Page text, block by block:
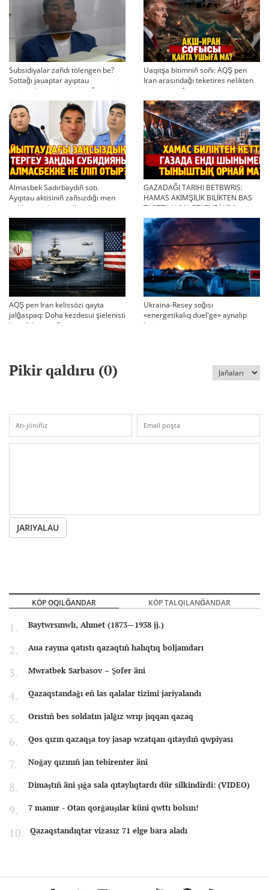
Subsidiyalar zañdı tölengen be?
Sottağı jauaptar ayıptau
twjırımdarın qayta qarauğa negiz
bola ala ma?
Uaqıtşa bitimniñ soñı: AQŞ pen
Iran arasındağı teketires nelikten
qayta uşıqtı?
Almasbek Sadırbaydıñ sotı.
Ayıptau aktisiniñ zañsızdığı men
qoldan ösirilgen milliondar
GAZADAĞI TARIHI BETBWRIS:
HAMAS ÄKİMŞİLİK BILİKTEN BAS
TARTTI. AYMAQTI ENDİ KİM
BASQARADI?
AQŞ pen Iran kelissözi qayta
jalğaspaq: Doha kezdesui şielenisti
bäseñdete me?
Ukraina-Resey soğısı
«energetikalıq duel'ge» aynalıp
ketti
Pikir qaldıru (0)
JARIYALAU
KÖP OQILĞANDAR KÖP TALQILANĞANDAR
Baytwrsınwlı, Ahmet (1873—1938 jj.)
Aua rayına qatıstı qazaqtıñ halıqtıq boljamdarı
Mwratbek Sarbasov – Şofer äni
Qazaqstandağı eñ las qalalar tizimi jariyalandı
Orıstıñ bes soldatın jalğız wrıp jıqqan qazaq
Qos qızın qazaqşa toy jasap wzatqan qıtaydıñ qwpiyası
Noğay qızınıñ jan tebirenter äni
Dimaştıñ äni şığa sala qıtaylıqtardı dür silkindirdi: (VIDEO)
7 mamır - Otan qorğauşılar küni qwttı bolsın!
Qazaqstandıqtar vizasız 71 elge bara aladı